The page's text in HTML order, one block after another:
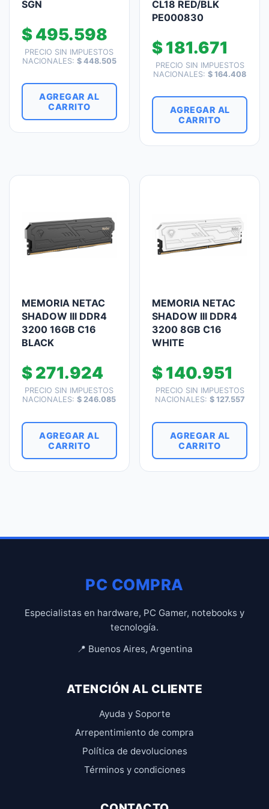
SGN
$495.598
PRECIO SIN IMPUESTOS
NACIONALES: $448.505
AGREGAR AL
CARRITO
CL18 RED/BLK
PE000830
$181.671
PRECIO SIN IMPUESTOS
NACIONALES:$ 164.408
AGREGAR AL
CARRITO
MEMORIA NETAC
SHADOW III DDR4
3200 16GB C16
BLACK
$271.924
PRECIO SIN IMPUESTOS
NACIONALES:$ 246.085
AGREGAR AL
CARRITO
MEMORIA NETAC
SHADOW III DDR4
3200 8GB C16
WHITE
$140.951
PRECIO SIN IMPUESTOS
NACIONALES: $127.557
AGREGAR AL
CARRITO
PC COMPRA
Especialistas en hardware, PC Gamer, notebooks y
tecnología.
📍 Buenos Aires, Argentina
ATENCIÓN AL CLIENTE
Ayuda y Soporte
Arrepentimiento de compra
Política de devoluciones
Términos y condiciones